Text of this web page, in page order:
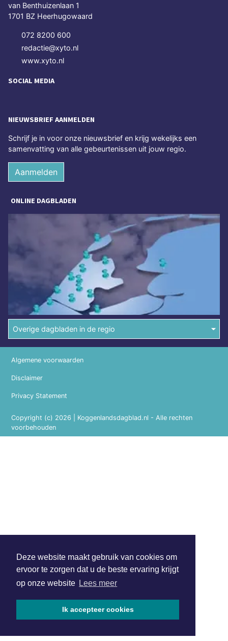
Deze website maakt gebruik van cookies om
ervoor te zorgen dat u de beste ervaring krijgt
op onze website Lees meer
Ik accepteer cookies
van Benthuizenlaan 1
1701 BZ Heerhugowaard
072 8200 600
redactie@xyto.nl
www.xyto.nl
SOCIAL MEDIA
NIEUWSBRIEF AANMELDEN
Schrijf je in voor onze nieuwsbrief en krijg wekelijks een
samenvatting van alle gebeurtenissen uit jouw regio.
Aanmelden
ONLINE DAGBLADEN
Overige dagbladen in de regio
Copyright (c) 2026 | Koggenlandsdagblad.nl - Alle rechten
voorbehouden
Algemene voorwaarden
Disclaimer
Privacy Statement